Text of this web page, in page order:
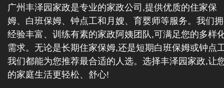
广州丰泽园家政是专业的家政公司,提供优质的住家保
姆、白班保姆、钟点工和月嫂、育婴师等服务。我们
经验丰富、训练有素的家政阿姨团队,可满足您的多样
需求。无论是长期住家保姆,还是短期白班保姆或钟点
我们都能为您推荐最合适的人选。选择丰泽园家政,让
的家庭生活更轻松、舒心!